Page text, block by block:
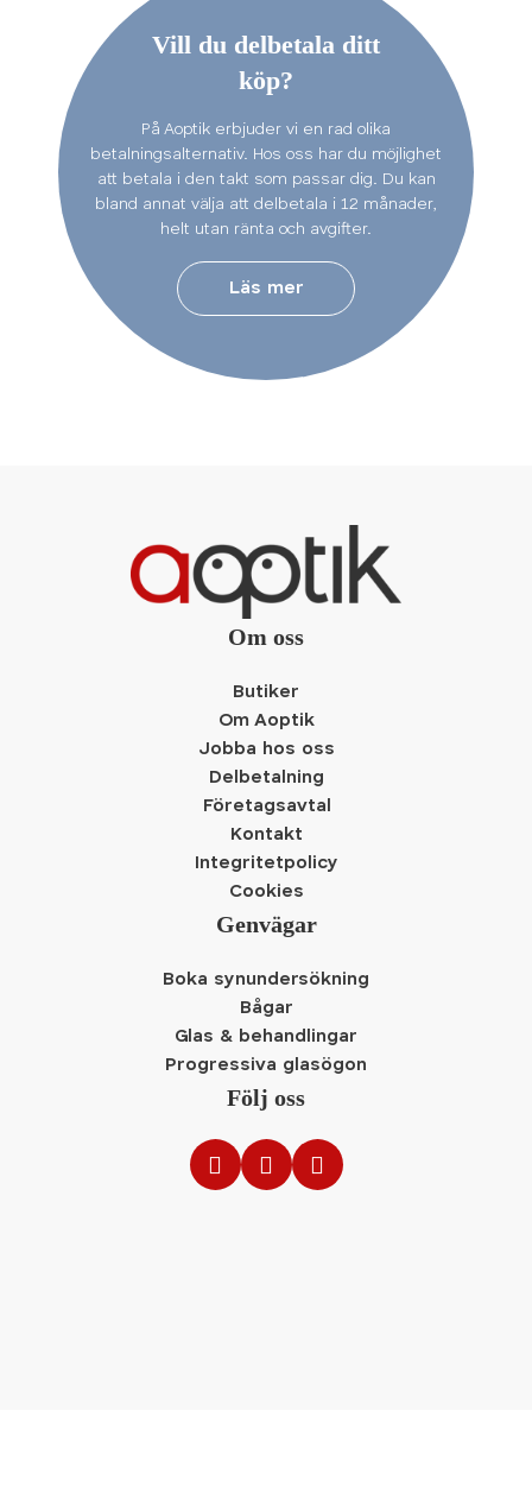
Vill du delbetala ditt
köp?
På Aoptik erbjuder vi en rad olika
betalningsalternativ. Hos oss har du möjlighet
att betala i den takt som passar dig. Du kan
bland annat välja att delbetala i 12 månader,
helt utan ränta och avgifter.
Läs mer
Om oss
Butiker
Om Aoptik
Jobba hos oss
Delbetalning
Företagsavtal
Kontakt
Integritetpolicy
Cookies
Genvägar
Boka synundersökning
Bågar
Glas & behandlingar
Progressiva glasögon
Följ oss